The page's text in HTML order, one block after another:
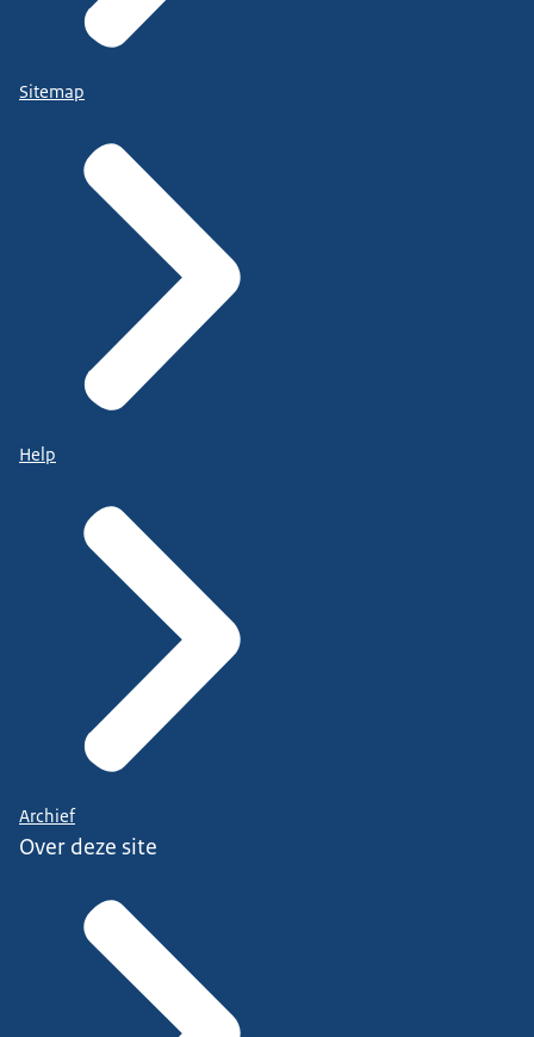
Sitemap
Help
Archief
Over deze site